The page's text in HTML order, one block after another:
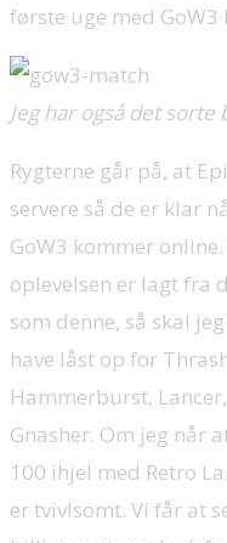
første uge med
Jeg har også det
Rygterne går på, at
servere så de er klar
GoW3 kommer
oplevelsen er lagt fra
som denne, så skal
have låst op for
Hammerburst,
Gnasher. Om jeg når
100 ihjel med Retro
er tvivlsomt. Vi får at